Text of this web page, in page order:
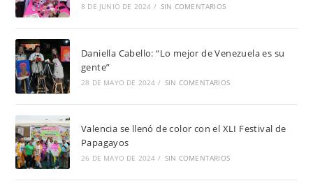
8 DE JUNIO DE 2024 / SIN COMENTARIOS
Daniella Cabello: “Lo mejor de Venezuela es su
gente”
28 DE MAYO DE 2024 / SIN COMENTARIOS
Valencia se llenó de color con el XLI Festival de
Papagayos
26 DE MAYO DE 2024 / SIN COMENTARIOS